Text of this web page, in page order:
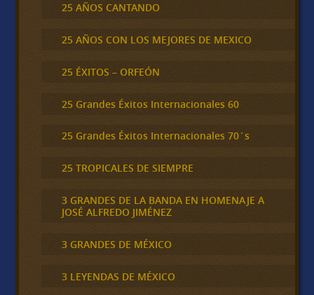
25 AÑOS CANTANDO
25 AÑOS CON LOS MEJORES DE MEXICO
25 ÉXITOS – ORFEÓN
25 Grandes Éxitos Internacionales 60
25 Grandes Éxitos Internacionales 70´s
25 TROPICALES DE SIEMPRE
3 GRANDES DE LA BANDA EN HOMENAJE A
JOSÉ ALFREDO JIMÉNEZ
3 GRANDES DE MÉXICO
3 LEYENDAS DE MÉXICO